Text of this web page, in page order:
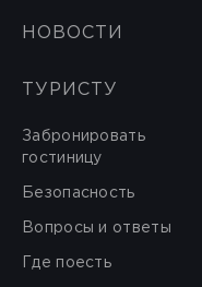
НОВОСТИ
ТУРИСТУ
Забронировать
гостиницу
Безопасность
Вопросы и ответы
Где поесть